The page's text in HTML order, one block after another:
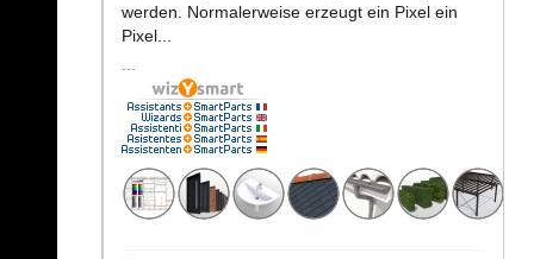
werden. Normalerweise erzeugt ein Pixel ein
Pixel...